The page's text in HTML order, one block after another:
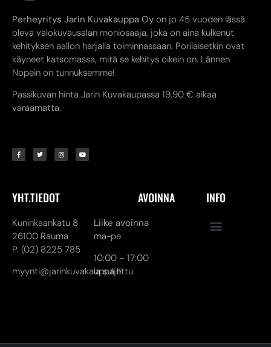
Perheyritys Jarin Kuvakauppa Oy on jo 45 vuoden iässä
oleva valokuvausalan moniosaaja, joka on aina kulkenut
kehityksen aallon harjalla toiminnassaan. Porilaisetkin ovat
käyneet katsomassa, mitä se kehitys oikein on. Lännen
Nopein on tunnuksemme!
Passikuvan hinta Jarin Kuvakaupassa 19,90 € aikaa
varaamatta.
YHT.TIEDOT
Kuninkaankatu 8
26100 Rauma
P. (02) 8225 785
myynti@jarinkuvakauppa.fi
AVOINNA
Liike avoinna
ma-pe
10:00 – 17:00
la suljettu
INFO